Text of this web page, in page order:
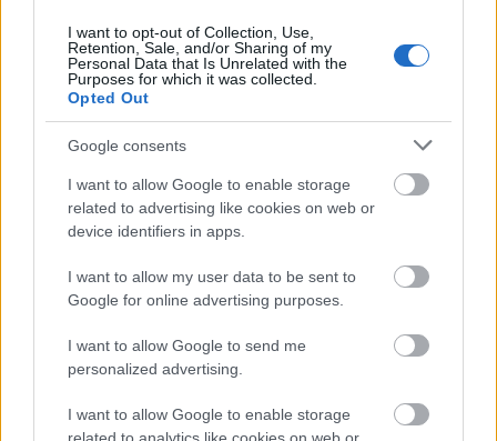
I want to opt-out of Collection, Use,
Retention, Sale, and/or Sharing of my
Personal Data that Is Unrelated with the
Purposes for which it was collected.
Opted Out
Google consents
I want to allow Google to enable storage
related to advertising like cookies on web or
device identifiers in apps.
I want to allow my user data to be sent to
Google for online advertising purposes.
I want to allow Google to send me
personalized advertising.
I want to allow Google to enable storage
Ελαστικά & Καλοκαίρι: Πώς να ελέγξετε τα λάστιχα
σε 2 λεπτά πριν το ταξίδι